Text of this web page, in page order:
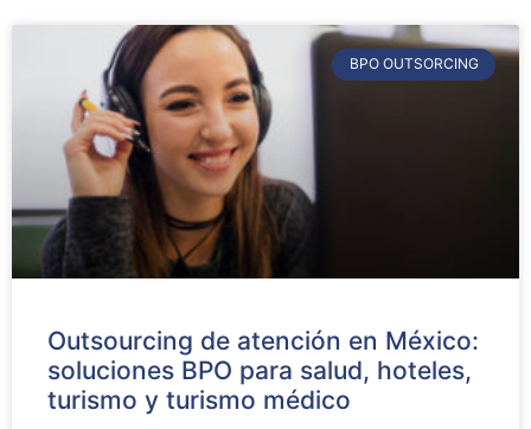
BPO OUTSORCING
Outsourcing de atención en México:
soluciones BPO para salud, hoteles,
turismo y turismo médico